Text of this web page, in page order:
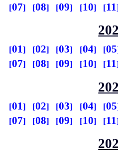
07
08 09 10 11
01 02 03 04 05
07
08 09 10 11
01 02 03 04 05
07
08 09 10 11